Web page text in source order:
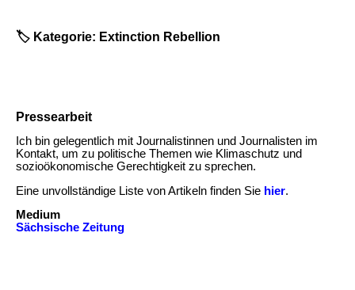
🏷️ Kategorie: Extinction Rebellion
Pressearbeit
Ich bin gelegentlich mit Journalistinnen und Journalisten im
Kontakt, um zu politische Themen wie Klimaschutz und
sozioökonomische Gerechtigkeit zu sprechen.
Eine unvollständige Liste von Artikeln finden Sie hier.
Medium
Sächsische Zeitung